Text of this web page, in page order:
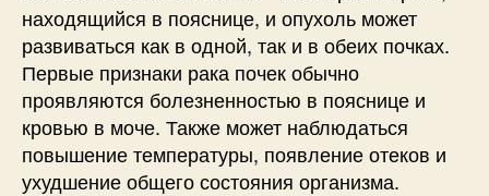
находящийся в пояснице, и опухоль может
развиваться как в одной, так и в обеих почках.
Первые признаки рака почек обычно
проявляются болезненностью в пояснице и
кровью в моче. Также может наблюдаться
повышение температуры, появление отеков и
ухудшение общего состояния организма.